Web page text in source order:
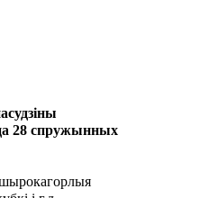
28 спружынных